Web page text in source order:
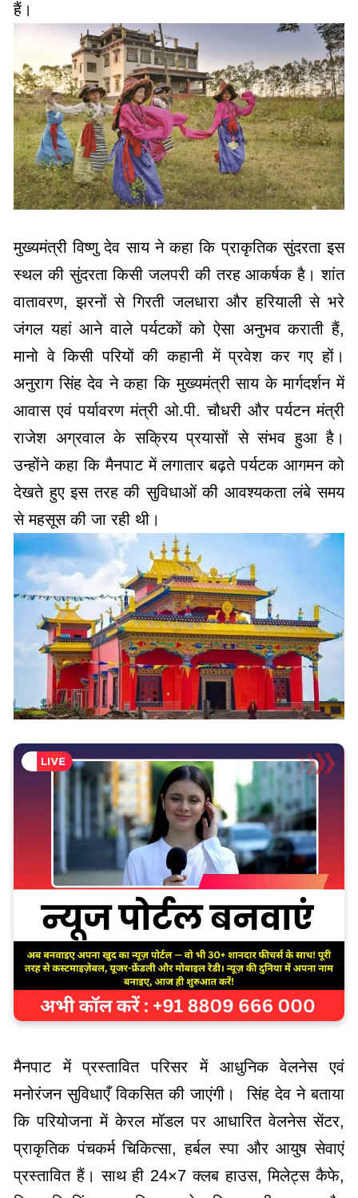
हैं।
मुख्यमंत्री विष्णु देव साय ने कहा कि प्राकृतिक सुंदरता इस
स्थल की सुंदरता किसी जलपरी की तरह आकर्षक है। शांत
वातावरण, झरनों से गिरती जलधारा और हरियाली से भरे
जंगल यहां आने वाले पर्यटकों को ऐसा अनुभव कराती हैं,
मानो वे किसी परियों की कहानी में प्रवेश कर गए हों।
अनुराग सिंह देव ने कहा कि मुख्यमंत्री साय के मार्गदर्शन में
आवास एवं पर्यावरण मंत्री ओ.पी. चौधरी और पर्यटन मंत्री
राजेश अग्रवाल के सक्रिय प्रयासों से संभव हुआ है।
उन्होंने कहा कि मैनपाट में लगातार बढ़ते पर्यटक आगमन को
देखते हुए इस तरह की सुविधाओं की आवश्यकता लंबे समय
से महसूस की जा रही थी।
मैनपाट में प्रस्तावित परिसर में आधुनिक वेलनेस एवं
मनोरंजन सुविधाएँ विकसित की जाएंगी। सिंह देव ने बताया
कि परियोजना में केरल मॉडल पर आधारित वेलनेस सेंटर,
प्राकृतिक पंचकर्म चिकित्सा, हर्बल स्पा और आयुष सेवाएं
प्रस्तावित हैं। साथ ही 24×7 क्लब हाउस, मिलेट्स कैफे,